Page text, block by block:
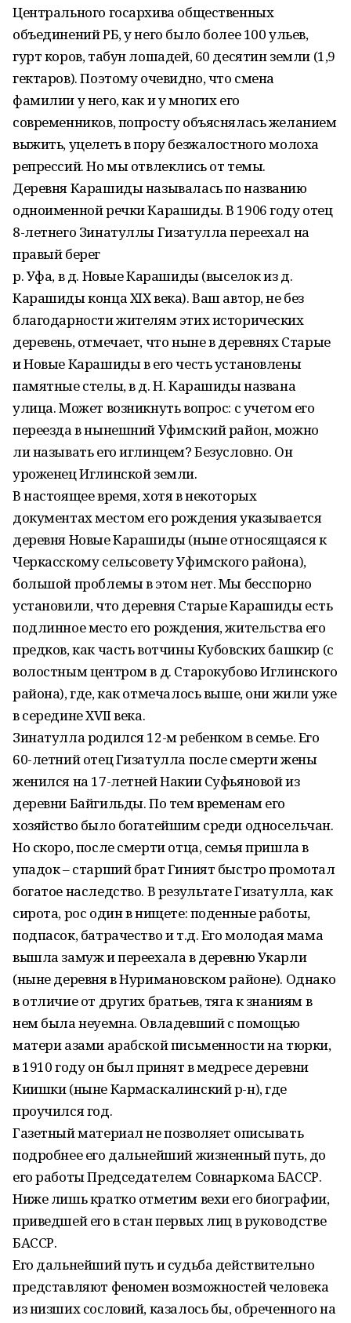
Центрального госархива общественных
объединений РБ, у него было более 100 ульев,
гурт коров, табун лошадей, 60 десятин земли (1,9
гектаров). Поэтому очевидно, что смена
фамилии у него, как и у многих его
современников, попросту объяснялась желанием
выжить, уцелеть в пору безжалостного молоха
репрессий. Но мы отвлеклись от темы.
Деревня Карашиды называлась по названию
одноименной речки Карашиды. В 1906 году отец
8-летнего Зинатуллы Гизатулла переехал на
правый берег
р. Уфа, в д. Новые Карашиды (выселок из д.
Карашиды конца XIX века). Ваш автор, не без
благодарности жителям этих исторических
деревень, отмечает, что ныне в деревнях Старые
и Новые Карашиды в его честь установлены
памятные стелы, в д. Н. Карашиды названа
улица. Может возникнуть вопрос: с учетом его
переезда в нынешний Уфимский район, можно
ли называть его иглинцем? Безусловно. Он
уроженец Иглинской земли.
В настоящее время, хотя в некоторых
документах местом его рождения указывается
деревня Новые Карашиды (ныне относящаяся к
Черкасскому сельсовету Уфимского района),
большой проблемы в этом нет. Мы бесспорно
установили, что деревня Старые Карашиды есть
подлинное место его рождения, жительства его
предков, как часть вотчины Кубовских башкир (с
волостным центром в д. Старокубово Иглинского
района), где, как отмечалось выше, они жили уже
в середине XVII века.
Зинатулла родился 12-м ребенком в семье. Его
60-летний отец Гизатулла после смерти жены
женился на 17-летней Накии Суфьяновой из
деревни Байгильды. По тем временам его
хозяйство было богатейшим среди односельчан.
Но скоро, после смерти отца, семья пришла в
упадок – старший брат Гиният быстро промотал
богатое наследство. В результате Гизатулла, как
сирота, рос один в нищете: поденные работы,
подпасок, батрачество и т.д. Его молодая мама
вышла замуж и переехала в деревню Укарли
(ныне деревня в Нуримановском районе). Однако
в отличие от других братьев, тяга к знаниям в
нем была неуемна. Овладевший с помощью
матери азами арабской письменности на тюрки,
в 1910 году он был принят в медресе деревни
Киишки (ныне Кармаскалинский р-н), где
проучился год.
Газетный материал не позволяет описывать
подробнее его дальнейший жизненный путь, до
его работы Председателем Совнаркома БАССР.
Ниже лишь кратко отметим вехи его биографии,
приведшей его в стан первых лиц в руководстве
БАССР.
Его дальнейший путь и судьба действительно
представляют феномен возможностей человека
из низших сословий, казалось бы, обреченного на